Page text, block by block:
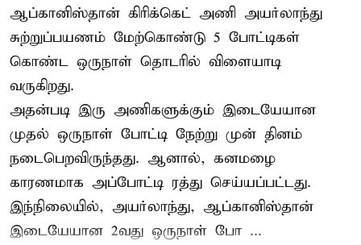
ஆப்கானிஸ்தான் கிரிக்கெட் அணி அயர்லாந்து
சுற்றுப்பயணம் மேற்கொண்டு 5 போட்டிகள்
கொண்ட ஒருநாள் தொடரில் விளையாடி
வருகிறது.
அதன்படி இரு அணிகளுக்கும் இடையேயான
முதல் ஒருநாள் போட்டி நேற்று முன் தினம்
நடைபெறவிருந்தது. ஆனால், கனமழை
காரணமாக அப்போட்டி ரத்து செய்யப்பட்டது.
இந்நிலையில், அயர்லாந்து, ஆப்கானிஸ்தான்
இடையேயான 2வது ஒருநாள் போ ...